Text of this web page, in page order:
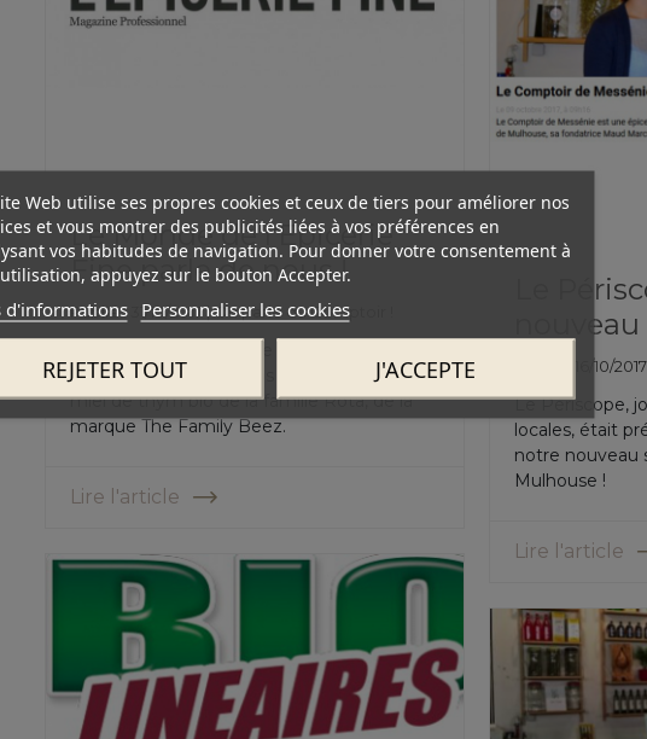
Le Monde de l'Epicerie
Fine parle de nous !
Publié : 31/10/2017 |On parle du Comptoir !
mis en avant l'un de nos produits phares : le
miel de thym bio de la famille Rota, de la
marque The Family Beez.
Lire l'article
Le
Publié : 16/10/
Le Périscope,
locales, était
notre nouveau
Mulhouse !
Lire l'article
Web utilise ses propres cookies et ceux de tiers pour améliorer nos
et vous montrer des publicités liées à vos préférences en
vos habitudes de navigation. Pour donner votre consentement à
appuyez sur le bouton Accepter.
d'informations Personnaliser les cookies
REJETER TOUT J'ACCEPTE